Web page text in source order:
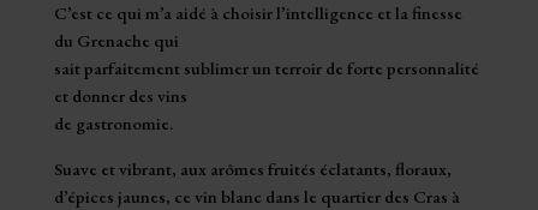
C’est ce qui m’a aidé à choisir l’intelligence et la finesse
du Grenache qui
sait parfaitement sublimer un terroir de forte personnalité
et donner des vins
de gastronomie.
Suave et vibrant, aux arômes fruités éclatants, floraux,
d’épices jaunes, ce vin blanc dans le quartier des Cras à